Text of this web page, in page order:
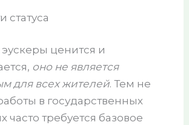
статуса
ценится и
оно не является
для всех жителей. Тем не
в государственных
часто требуется базовое